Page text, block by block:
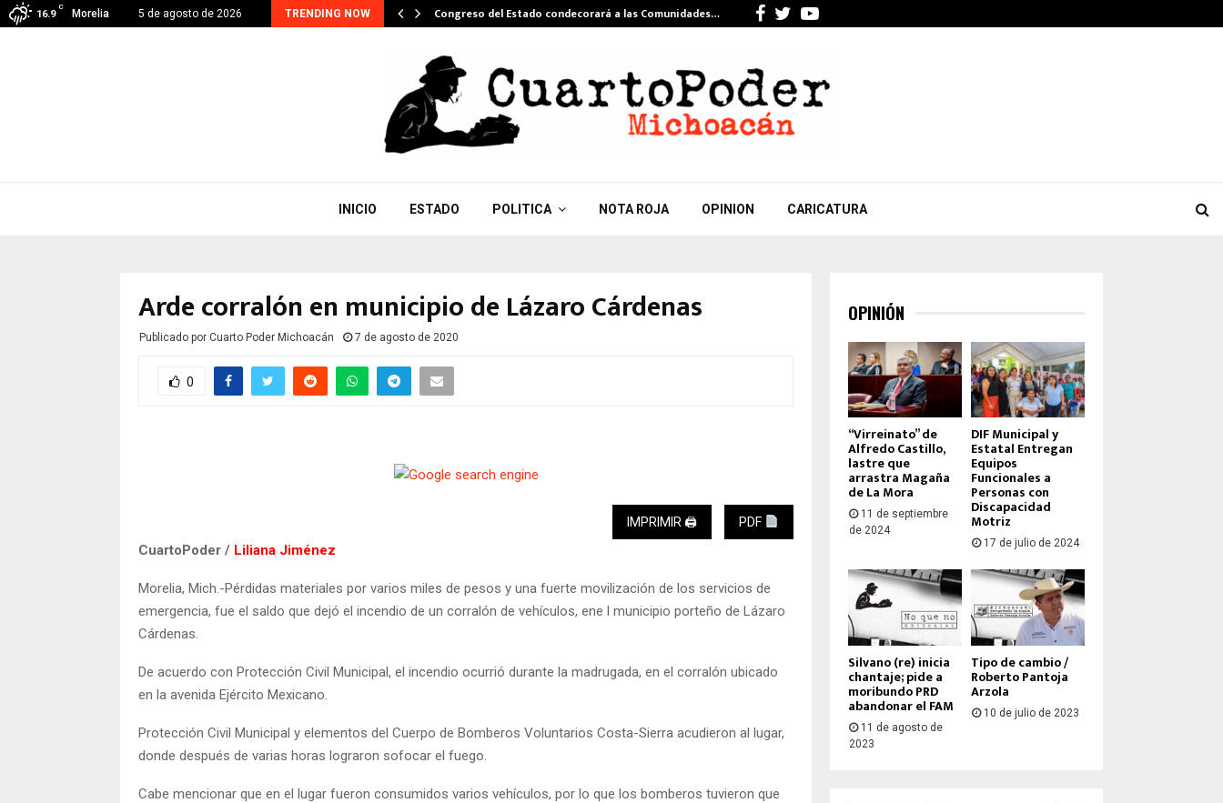
16.9
C
Morelia 5 de agosto de 2026 TRENDING NOW
suma 48 detenidos por extorsión; el… Congreso del Estado condecorará a las Comunidades… Facebook
TwitterYoutube
INICIO ESTADO POLITICA NOTA ROJA OPINION CARICATURA
Arde corralón en municipio de Lázaro Cárdenas
Publicado por Cuarto Poder Michoacán 7 de agosto de 2020
0
IMPRIMIR 🖨 PDF
CuartoPoder / Liliana Jiménez
Morelia, Mich.-Pérdidas materiales por varios miles de pesos y una fuerte movilización de los servicios de
emergencia, fue el saldo que dejó el incendio de un corralón de vehículos, ene l municipio porteño de Lázaro
Cárdenas.
De acuerdo con Protección Civil Municipal, el incendio ocurrió durante la madrugada, en el corralón ubicado
en la avenida Ejército Mexicano.
Protección Civil Municipal y elementos del Cuerpo de Bomberos Voluntarios Costa-Sierra acudieron al lugar,
donde después de varias horas lograron sofocar el fuego.
Cabe mencionar que en el lugar fueron consumidos varios vehículos, por lo que los bomberos tuvieron que
OPINIÓN
“Virreinato” de
Alfredo Castillo,
lastre que
arrastra Magaña
de La Mora
11 de septiembre
de 2024
DIF Municipal y
Estatal Entregan
Equipos
Funcionales a
Personas con
Discapacidad
Motriz
17 de julio de 2024
Silvano (re) inicia
chantaje; pide a
moribundo PRD
abandonar el FAM
11 de agosto de
2023
Tipo de cambio /
Roberto Pantoja
Arzola
10 de julio de 2023